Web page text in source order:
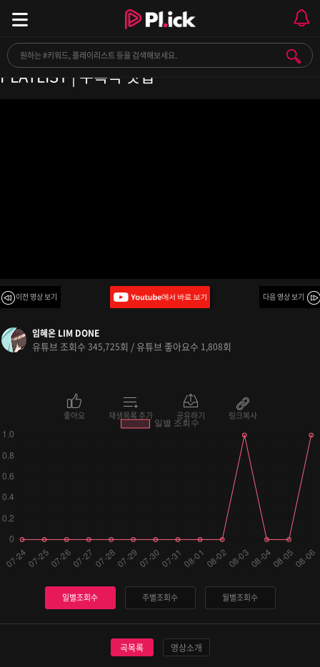
여돌 처돌이들은 가슴 웅장해지는 노동요✍ |
PLAYLIST | 수록곡 맛집
이전 영상 보기 다음 영상 보기
임혜온 LIM DONE
유튜브 조회수 345,725회 / 유튜브 좋아요수 1,808회
좋아요 재생목록 추가 공유하기 링크복사
일별조회수 주별조회수 월별조회수
곡목록 영상소개